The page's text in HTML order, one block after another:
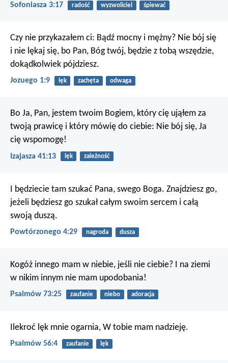
Sofoniasza 3:17 radość wyzwoliciel śpiewać
Czy nie przykazałem ci: Bądź mocny i mężny? Nie bój się
i nie lękaj się, bo Pan, Bóg twój, będzie z tobą wszędzie,
dokądkolwiek pójdziesz.
Jozuego 1:9 lęk zachęta odwaga
Bo Ja, Pan, jestem twoim Bogiem, który cię ująłem za
twoją prawicę i który mówię do ciebie: Nie bój się, Ja
cię wspomogę!
Izajasza 41:13 lęk zależność
I będziecie tam szukać Pana, swego Boga. Znajdziesz go,
jeżeli będziesz go szukał całym swoim sercem i całą
swoją duszą.
Powtórzonego 4:29 nagroda dusza
Kogóż innego mam w niebie, jeśli nie ciebie? I na ziemi
w nikim innym nie mam upodobania!
Psalmów 73:25 zaufanie niebo adoracja
Ilekroć lęk mnie ogarnia, W tobie mam nadzieję.
Psalmów 56:4 zaufanie lęk